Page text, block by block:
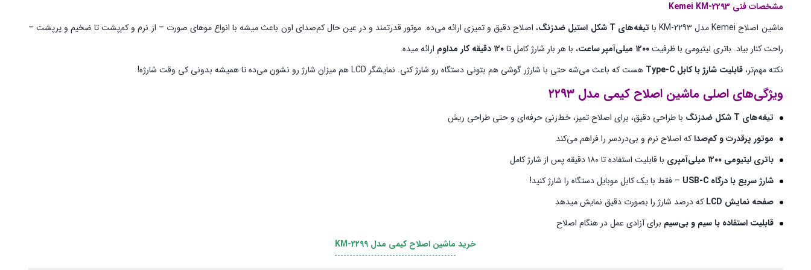
مشخصات فنی Kemei KM-2293
ماشین اصلاح Kemei مدل KM-2293 با
تیغه‌های T شکل استیل ضدزنگ
، اصلاح دقیق و تمیزی ارائه می‌ده. موتور قدرتمند و در عین حال کم‌صدای اون باعث میشه با انواع موهای صورت – از نرم و کم‌پشت تا ضخیم و پرپشت –
راحت کنار بیاد. باتری لیتیومی با ظرفیت۱۲۰۰ میلی‌آمپر ساعت ، با هر بار شارژ کامل تا۱۲۰ دقیقه کار مداوم
ارائه میده.
نکته مهم‌تر،قابلیت شارژ با کابل Type-C هست که باعث می‌شه حتی با شارژر گوشی هم بتونی دستگاه رو شارژ کنی. نمایشگر LCD هم میزان شارژ رو نشون می‌ده تا همیشه بدونی کی وقت شارژه!
ویژگی‌های اصلی ماشین اصلاح کیمی مدل ۲۲۹۳
تیغه‌های T شکل ضدزنگ
با طراحی دقیق، برای اصلاح تمیز، خط‌زنی حرفه‌ای و حتی طراحی ریش
موتور پرقدرت و کم‌صداکه اصلاح نرم و بی‌دردسر را فراهم می‌کند
باتری لیتیومی ۱۲۰۰ میلی‌آمپری
با قابلیت استفاده تا ۱۸۰ دقیقه پس از شارژ کامل
شارژ سریع با درگاه USB-C
– فقط با یک کابل موبایل دستگاه را شارژ کنید!
صفحه‌ نمایش LCD
که درصد شارژ را بصورت دقیق نمایش میدهد
قابلیت استفاده با سیم و بی‌سیم برای آزادی عمل در هنگام اصلاح
خرید ماشین اصلاح کیمی مدل KM-2299